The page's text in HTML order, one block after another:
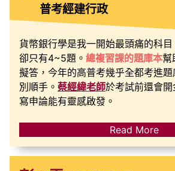
普考經建行政
貨幣銀行學是我一開始最頭痛的科
卻只有4~5題。 總複習課的題庫本幫
擬答，今年的高普考幾乎全都考進
別順手。 蔡經緯老師於考試前還會
寫申論能有靈感啟發。
Read More